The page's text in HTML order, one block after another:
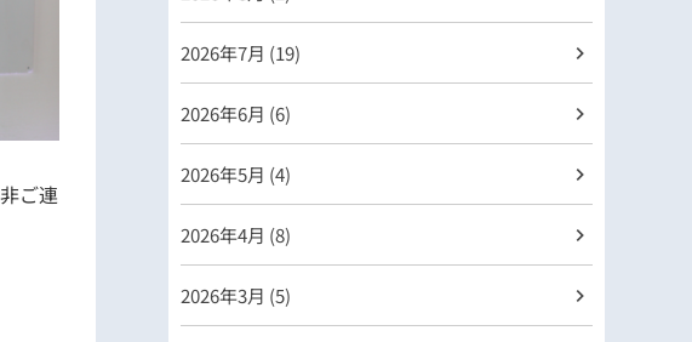
ご連
2026年7月 (19)
2026年6月 (6)
2026年5月 (4)
2026年4月 (8)
2026年3月 (5)